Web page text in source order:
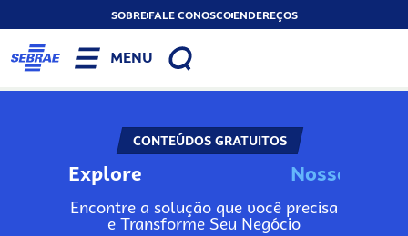
SOBREFALE CONOSCOENDEREÇOS
MENU
CONTEÚDOS GRATUITOS
Explore No
Encontre a solução que você precisa
e Transforme Seu Negócio